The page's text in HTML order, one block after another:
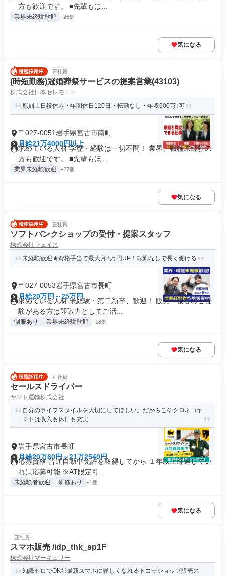
方も歓迎です。 ■先輩もほ...
業界未経験歓迎 +26個
気になる
正社員
(時短勤務)冠婚葬祭サービスの提案営業(43103)
株式会社日本セレモニー
原則土日祝休み・年間休日120日・転勤なし・年収600万↑可
〒027-0051岩手県宮古市南町
月給21万4000円以上
求めている人材 学歴・経験は一切不問！ 業界、職種未経験の
方も歓迎です。 ■先輩もほ...
業界未経験歓迎 +27個
気になる
正社員
ソフトバンクショップの受付・提案スタッフ
株式会社フェイス
未経験歓迎★資格手当で最大月8万円UP！転勤なしで長く働ける
〒027-0053岩手県宮古市長町
月給20万円～25万円
求めている人材 未経験・第二新卒、歓迎！ 販売・接客のご経
験がある方は即戦力としてご活...
制服あり 業界未経験歓迎 +18個
気になる
正社員
セールスドライバー
ヤマト運輸株式会社
自分のライフスタイルを大切にしてほしい。だからこそクロネコヤ
マトは収入も休日も充実
岩手県宮古市長町
月給20万60円～21万2540円
応募資格 普通自動車免許を取得してから １年以上経過してい
れば応募可能 ※AT限定可...
未経験者歓迎 研修あり +1個
気になる
正社員
スマホ販売 /idp_thk_sp1F
株式会社マーキュリー
知識ゼロでOK◎最新スマホに詳しくなれるドコモショップ販売ス